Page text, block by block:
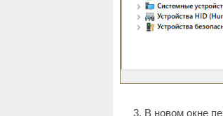
В новом окне